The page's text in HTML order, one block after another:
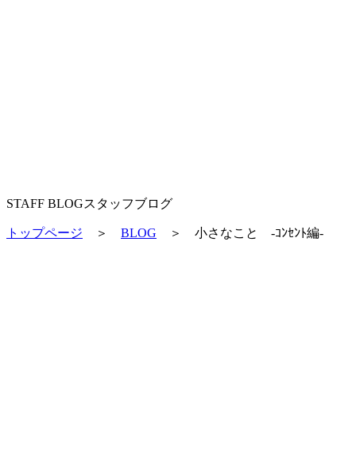
STAFF BLOGスタッフブログ
トップページ ＞ BLOG ＞ 小さなこと ‐ｺﾝｾﾝﾄ編-